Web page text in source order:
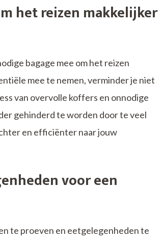
het reizen makkelijker
bagage mee om het reizen
mee te nemen, verminder je niet
van overvolle koffers en onnodige
gehinderd te worden door te veel
en efficiënter naar jouw
voor een
te proeven en eetgelegenheden te